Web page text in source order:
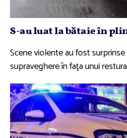
S-au luat la bătaie în
Scene violente au fost
supraveghere în faţa unui